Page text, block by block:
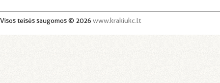
Visos teisės saugomos © 2026 www.krakiukc.lt